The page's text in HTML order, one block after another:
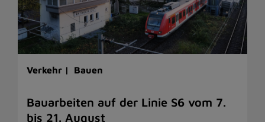
Verkehr | Bauen
Bauarbeiten auf der Linie S6 vom 7.
bis 21. August